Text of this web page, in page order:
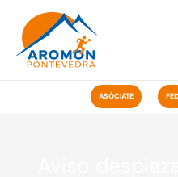
contido
ASÓCIATE